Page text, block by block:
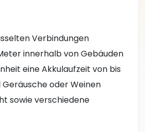
Verbindungen
innerhalb von Gebäuden
eine Akkulaufzeit von bis
oder Weinen
sowie verschiedene